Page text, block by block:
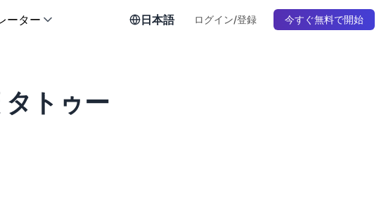
日本語 ログイン/登録 今すぐ無料で開始
ーター
トゥー